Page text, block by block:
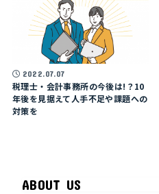
2022.07.07
税理士・会計事務所の今後は!？10
年後を見据えて人手不足や課題への
対策を
ABOUT US